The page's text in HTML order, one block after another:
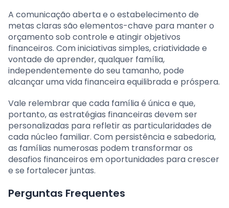
A comunicação aberta e o estabelecimento de
metas claras são elementos-chave para manter o
orçamento sob controle e atingir objetivos
financeiros. Com iniciativas simples, criatividade e
vontade de aprender, qualquer família,
independentemente do seu tamanho, pode
alcançar uma vida financeira equilibrada e próspera.
Vale relembrar que cada família é única e que,
portanto, as estratégias financeiras devem ser
personalizadas para refletir as particularidades de
cada núcleo familiar. Com persistência e sabedoria,
as famílias numerosas podem transformar os
desafios financeiros em oportunidades para crescer
e se fortalecer juntas.
Perguntas Frequentes